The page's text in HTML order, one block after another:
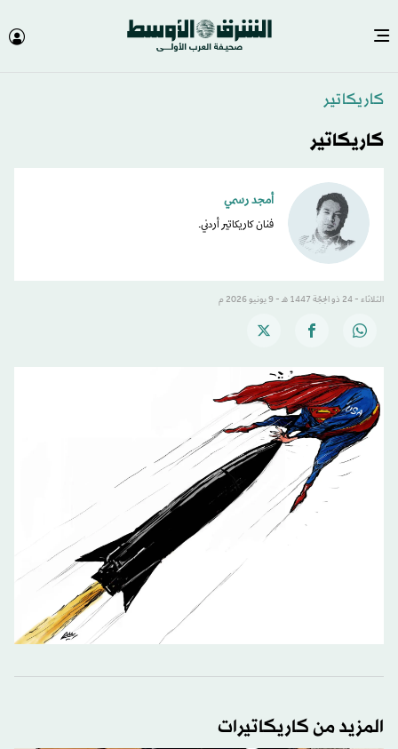
كاريكاتير
كاريكاتير
أمجد رسمي
فنان كاريكاتير أردني.
الثلاثاء - 24 ذو الحِجّة 1447 هـ - 9 يونيو 2026 م
المزيد من كاريكاتيرات